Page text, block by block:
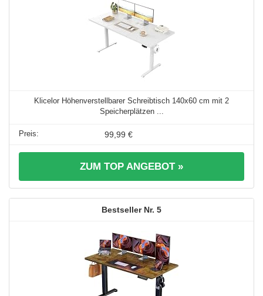
Klicelor Höhenverstellbarer Schreibtisch 140x60 cm mit 2
Speicherplätzen ...
99,99 €
ZUM TOP ANGEBOT »
5